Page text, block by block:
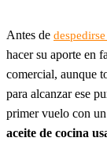
Antes de
hacer su aporte en
comercial, aunque
para alcanzar ese
primer vuelo con un
aceite de cocina